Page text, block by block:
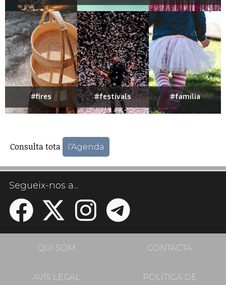
#fires #festivals #família
Consulta tota l'Agenda
Segueix-nos a...
QUI SOM CONTACTA
AVÍS LEGAL
POLÍTICA DE